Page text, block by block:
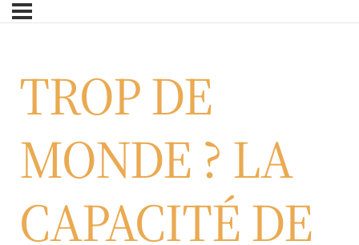
Skip
content
TROP DE
MONDE ? LA
CAPACITÉ DE